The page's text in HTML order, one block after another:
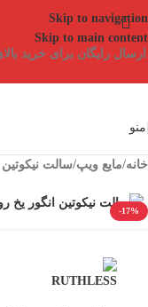
Skip to navigation
Skip to main content
منو
خانه/مایع ویپ/سالت نیکوتین
-17%